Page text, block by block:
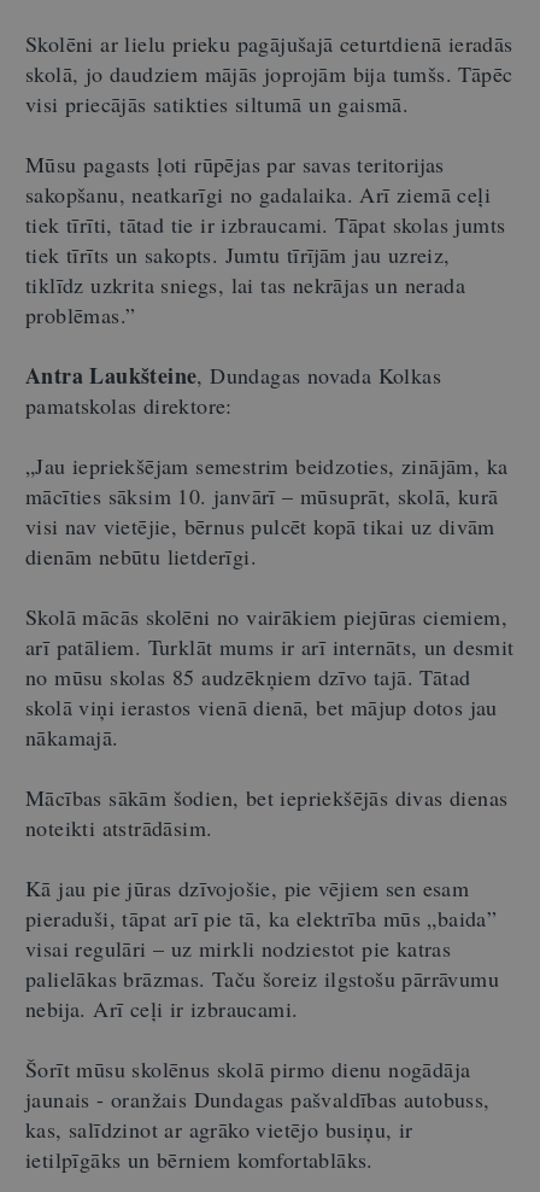
Skolēni ar lielu prieku pagājušajā ceturtdienā ieradās
skolā, jo daudziem mājās joprojām bija tumšs. Tāpēc
visi priecājās satikties siltumā un gaismā.
Mūsu pagasts ļoti rūpējas par savas teritorijas
sakopšanu, neatkarīgi no gadalaika. Arī ziemā ceļi
tiek tīrīti, tātad tie ir izbraucami. Tāpat skolas jumts
tiek tīrīts un sakopts. Jumtu tīrījām jau uzreiz,
tiklīdz uzkrita sniegs, lai tas nekrājas un nerada
problēmas.”
Antra Laukšteine, Dundagas novada Kolkas
pamatskolas direktore:
„Jau iepriekšējam semestrim beidzoties, zinājām, ka
mācīties sāksim 10. janvārī – mūsuprāt, skolā, kurā
visi nav vietējie, bērnus pulcēt kopā tikai uz divām
dienām nebūtu lietderīgi.
Skolā mācās skolēni no vairākiem piejūras ciemiem,
arī patāliem. Turklāt mums ir arī internāts, un desmit
no mūsu skolas 85 audzēkņiem dzīvo tajā. Tātad
skolā viņi ierastos vienā dienā, bet mājup dotos jau
nākamajā.
Mācības sākām šodien, bet iepriekšējās divas dienas
noteikti atstrādāsim.
Kā jau pie jūras dzīvojošie, pie vējiem sen esam
pieraduši, tāpat arī pie tā, ka elektrība mūs „baida”
visai regulāri – uz mirkli nodziestot pie katras
palielākas brāzmas. Taču šoreiz ilgstošu pārrāvumu
nebija. Arī ceļi ir izbraucami.
Šorīt mūsu skolēnus skolā pirmo dienu nogādāja
jaunais - oranžais Dundagas pašvaldības autobuss,
kas, salīdzinot ar agrāko vietējo busiņu, ir
ietilpīgāks un bērniem komfortablāks.